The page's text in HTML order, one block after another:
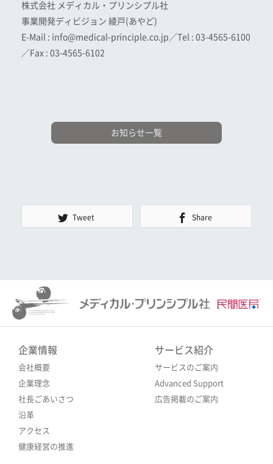
株式会社 メディカル・プリンシプル社
事業開発ディビジョン 綾戸(あやど)
E-Mail : info@medical-principle.co.jp／Tel : 03-4565-6100
／Fax : 03-4565-6102
お知らせ一覧
Tweet Share
企業情報
会社概要
企業理念
社長ごあいさつ
沿革
アクセス
健康経営の推進
サービス紹介
サービスのご案内
Advanced Support
広告掲載のご案内